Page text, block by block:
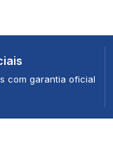
com garantia oficial